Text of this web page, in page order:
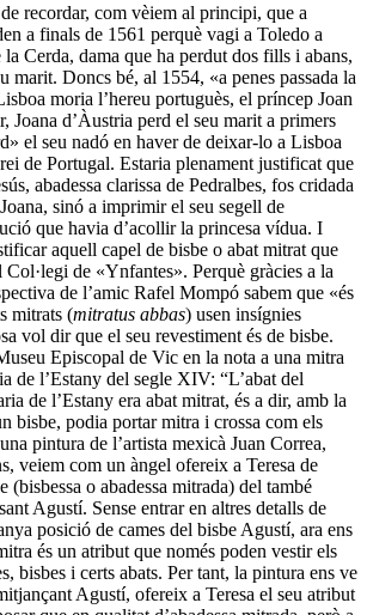
recordar, com vèiem al principi, que a
a finals de 1561 perquè vagi a Toledo a
Cerda, dama que ha perdut dos fills i abans,
marit. Doncs bé, al 1554, «a penes passada la
moria l’hereu portuguès, el príncep Joan
Joana d’Àustria perd el seu marit a primers
el seu nadó en haver de deixar-lo a Lisboa
de Portugal. Estaria plenament justificat que
abadessa clarissa de Pedralbes, fos cridada
sinó a imprimir el seu segell de
que havia d’acollir la princesa vídua. I
aquell capel de bisbe o abat mitrat que
de «Ynfantes». Perquè gràcies a la
de l’amic Rafel Mompó sabem que «és
mitrats (mitratus abbas) usen insígnies
vol dir que el seu revestiment és de bisbe.
Episcopal de Vic en la nota a una mitra
de l’Estany del segle XIV: “L’abat del
de l’Estany era abat mitrat, és a dir, amb la
bisbe, podia portar mitra i crossa com els
pintura de l’artista mexicà Juan Correa,
veiem com un àngel ofereix a Teresa de
(bisbessa o abadessa mitrada) del també
Agustí. Sense entrar en altres detalls de
posició de cames del bisbe Agustí, ara ens
és un atribut que només poden vestir els
bisbes i certs abats. Per tant, la pintura ens ve
Agustí, ofereix a Teresa el seu atribut